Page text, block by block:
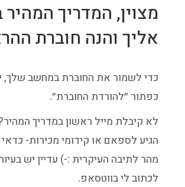
מצוין, המדריך המהיר
אליך והנה חוברת
כדי לשמור את החוברת במחשב שלך,
כפתור ״להורדת החוברת״.
לא קיבלת מייל ראשון במדריך
הגיע לספאם או קידומי מכירות- כדאי
מהר לתיבה העיקרית :-) עדיין יש
לכתוב לי בווטסאפ.